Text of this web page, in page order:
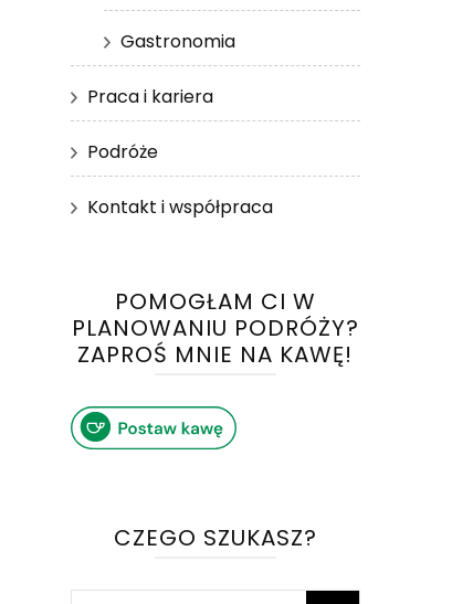
Gastronomia
Praca i kariera
Podróże
Kontakt i współpraca
POMOGŁAM CI W
PLANOWANIU PODRÓŻY?
ZAPROŚ MNIE NA KAWĘ!
CZEGO SZUKASZ?